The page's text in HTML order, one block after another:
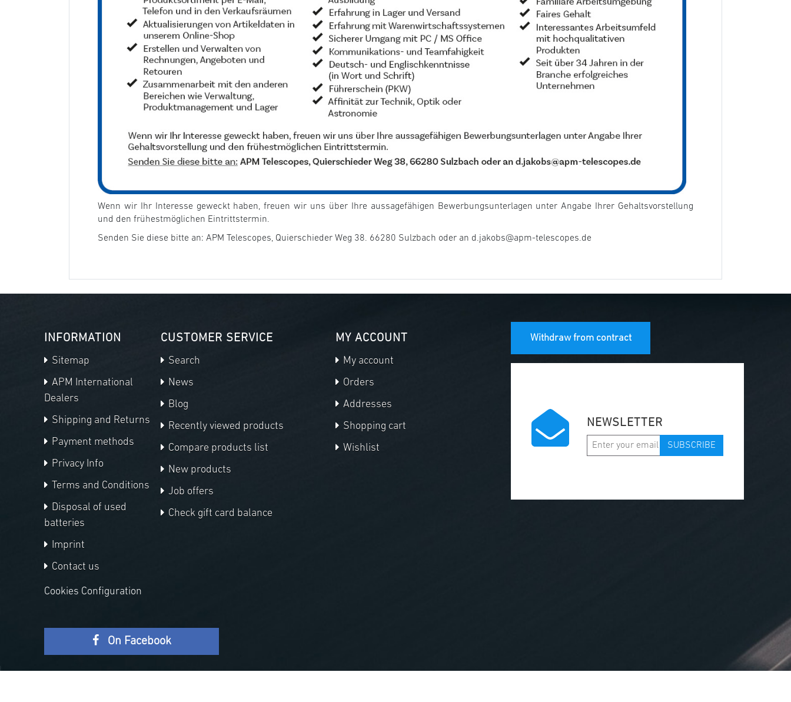
Wenn wir Ihr Interesse geweckt haben, freuen wir uns über Ihre aussagefähigen Bewerbungsunterlagen unter Angabe Ihrer Gehaltsvorstellung
und den frühestmöglichen Eintrittstermin.
Senden Sie diese bitte an: APM Telescopes, Quierschieder Weg 38. 66280 Sulzbach oder an d.jakobs@apm-telescopes.de
INFORMATION
Sitemap
APM International
Dealers
Shipping and Returns
Payment methods
Privacy Info
Terms and Conditions
Disposal of used
batteries
Imprint
Contact us
CUSTOMER SERVICE
Search
News
Blog
Recently viewed products
Compare products list
New products
Job offers
Check gift card balance
MY ACCOUNT
My account
Orders
Addresses
Shopping cart
Wishlist
Withdraw from contract
NEWSLETTER
SUBSCRIBE
Cookies Configuration
On Facebook